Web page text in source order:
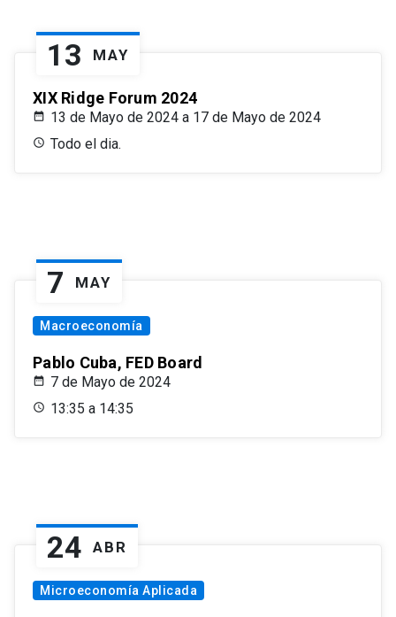
13 MAY
XIX Ridge Forum 2024
13 de Mayo de 2024 a 17 de Mayo de 2024
Todo el dia.
7 MAY
Macroeconomía
Pablo Cuba, FED Board
7 de Mayo de 2024
13:35 a 14:35
24 ABR
Microeconomía Aplicada